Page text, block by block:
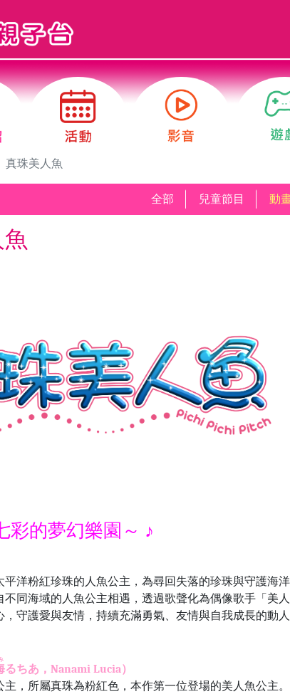
真珠美人魚
全部 兒童節目 動
彩的夢幻樂園～ ♪
洋粉紅珍珠的人魚公主，為尋回失落的珍珠與守護海洋
不同海域的人魚公主相遇，透過歌聲化為偶像歌手「美
守護愛與友情，持續充滿勇氣、友情與自我成長的動人
るちあ，Nanami Lucia）
，所屬真珠為粉紅色，本作第一位登場的美人魚公主